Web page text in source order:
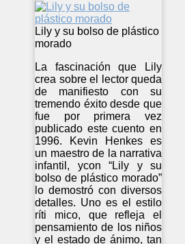
Lily y su bolso de plástico
morado
La fascinación que Lily
crea sobre el lector queda
de manifiesto con su
tremendo éxito desde que
fue por primera vez
publicado este cuento en
1996. Kevin Henkes es
un maestro de la narrativa
infantil, ycon “Lily y su
bolso de plástico morado”
lo demostró con diversos
detalles. Uno es el estilo
ríti mico, que refleja el
pensamiento de los niños
y el estado de ánimo, tan